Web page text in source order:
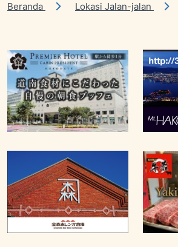
Beranda Lokasi Jalan-jalan